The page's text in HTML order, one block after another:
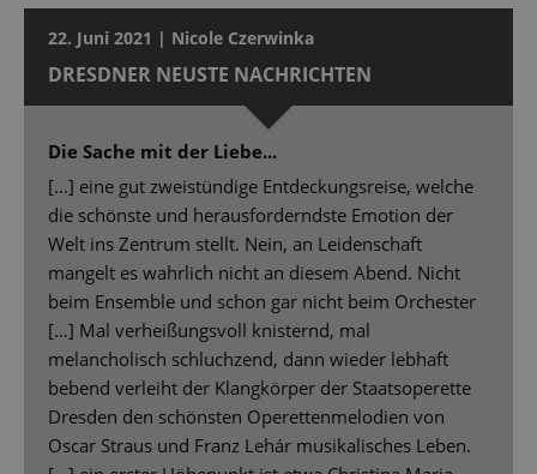
22. Juni 2021 | Nicole Czerwinka
DRESDNER NEUSTE NACHRICHTEN
Die Sache mit der Liebe...
[...] eine gut zweistündige Entdeckungsreise, welche
die schönste und herausforderndste Emotion der
Welt ins Zentrum stellt. Nein, an Leidenschaft
mangelt es wahrlich nicht an diesem Abend. Nicht
beim Ensemble und schon gar nicht beim Orchester
[…] Mal verheißungsvoll knisternd, mal
melancholisch schluchzend, dann wieder lebhaft
bebend verleiht der Klangkörper der Staatsoperette
Dresden den schönsten Operettenmelodien von
Oscar Straus und Franz Lehár musikalisches Leben.